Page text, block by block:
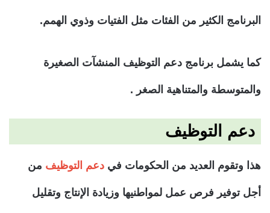
البرنامج الكثير من الفئات مثل الفتيات وذوي الهمم.
كما يشمل برنامج دعم التوظيف المنشآت الصغيرة
والمتوسطة والمتناهية الصغر .
دعم التوظيف
هذا وتقوم العديد من الحكومات في دعم التوظيف من
أجل توفير فرص عمل لمواطنيها وزيادة الإنتاج وتقليل